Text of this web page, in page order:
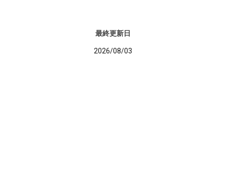
最終更新日
2026/08/03